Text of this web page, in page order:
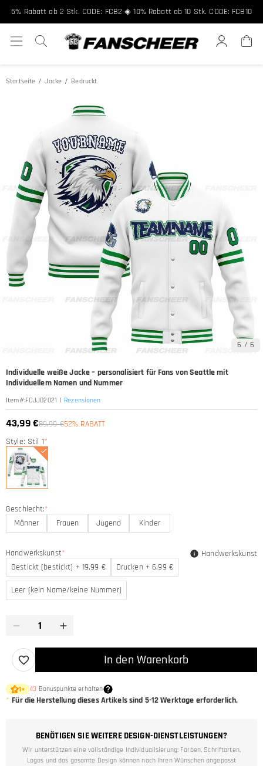
Startseite Jacke Bedruckt
6 / 6
Individuelle weiße Jacke – personalisiert für Fans von Seattle mit
Individuellem Namen und Nummer
Item#:FCJJ02021 | Rezensionen
43,99 €89,99 €52% RABATT
Style: Stil 1*
Geschlecht:*
Männer
Frauen Jugend Kinder
Handwerkskunst*
Gestickt (bestickt) + 19,99 €
Drucken + 6,99 €
Leer (kein Name/keine Nummer)
Handwerkskunst
In den Warenkorb
1× 43 Bonuspunkte erhalten
* Für die Herstellung dieses Artikels sind 5-12Werktage erforderlich.
BENÖTIGEN SIE WEITERE DESIGN-DIENSTLEISTUNGEN?
Wir unterstützen eine vollständige Individualisierung: Farben, Schriftarten,
Logos und das gesamte Design können nach Ihren Wünschen angepasst